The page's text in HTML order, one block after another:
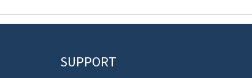
SUPPORT